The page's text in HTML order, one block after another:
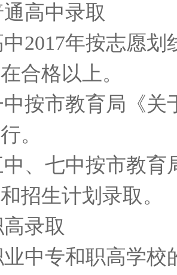
高中录取
2017年按志愿划
合格以上。
按市教育局《关
。
、七中按市教育
招生计划录取。
录取
中专和职高学校